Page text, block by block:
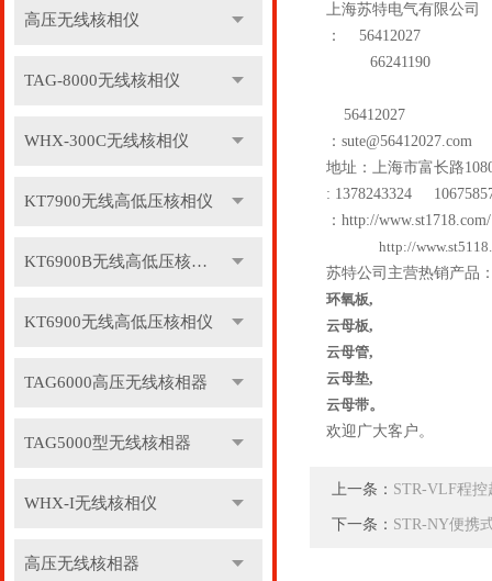
高压无线核相仪
TAG-8000无线核相仪
WHX-300C无线核相仪
KT7900无线高低压核相仪
KT6900B无线高低压核相仪
KT6900无线高低压核相仪
TAG6000高压无线核相器
TAG5000型无线核相器
WHX-I无线核相仪
高压无线核相器
上海苏特电气有限公司
：
56412027
66241190
56412027
： sute@56412027.com
地址：上海市富长路
: 1378243324
： http://www.st1718.com/
http://
苏特公司主营热销产品
环氧板,
云母板,
云母管,
云母垫,
云母带。
欢迎广大客户。
上一条： STR-VLF程
下一条： STR-NY便携